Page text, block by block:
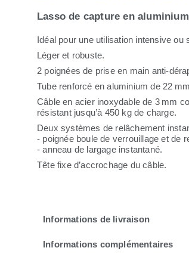
Lasso de capture en
Idéal pour une utilisation intensive ou
Léger et robuste.
2 poignées de prise en main anti-
Tube renforcé en aluminium de 22
Câble en acier inoxydable de 3 mm
résistant jusqu’à 450 kg de charge.
Deux systèmes de relâchement
- poignée boule de verrouillage et de
- anneau de largage instantané.
Tête fixe d’accrochage du câble.
Informations de livraison
Informations complémentaires